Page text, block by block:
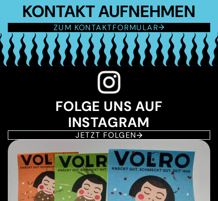
KONTAKT AUFNEHMEN
ZUM KONTAKTFORMULAR
FOLGE UNS AUF
INSTAGRAM
JETZT FOLGEN